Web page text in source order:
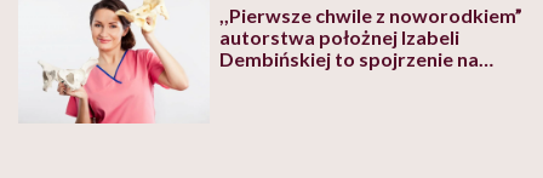
,,Pierwsze chwile z noworodkiem”
autorstwa położnej Izabeli
Dembińskiej to spojrzenie na